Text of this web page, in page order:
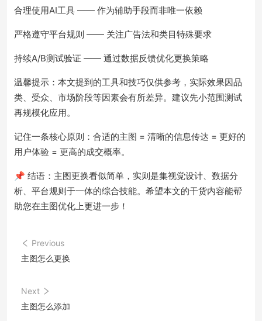
合理使用AI工具 —— 作为辅助手段而非唯一依赖
严格遵守平台规则 —— 关注广告法和类目特殊要求
持续A/B测试验证 —— 通过数据反馈优化更换策略
温馨提示：本文提到的工具和技巧仅供参考，实际效果因品
类、受众、市场阶段等因素会有所差异。建议先小范围测试
再规模化应用。
记住一条核心原则：合适的主图 = 清晰的信息传达 = 更好的
用户体验 = 更高的成交概率。
📌 结语：主图更换看似简单，实则是集视觉设计、数据分
析、平台规则于一体的综合技能。希望本文的干货内容能帮
助您在主图优化上更进一步！
Previous
主图怎么更换
Next
主图怎么添加